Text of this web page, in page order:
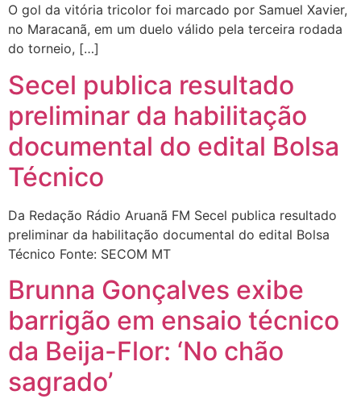
O gol da vitória tricolor foi marcado por Samuel Xavier,
no Maracanã, em um duelo válido pela terceira rodada
do torneio, […]
Secel publica resultado
preliminar da habilitação
documental do edital Bolsa
Técnico
Da Redação Rádio Aruanã FM Secel publica resultado
preliminar da habilitação documental do edital Bolsa
Técnico Fonte: SECOM MT
Brunna Gonçalves exibe
barrigão em ensaio técnico
da Beija-Flor: ‘No chão
sagrado’